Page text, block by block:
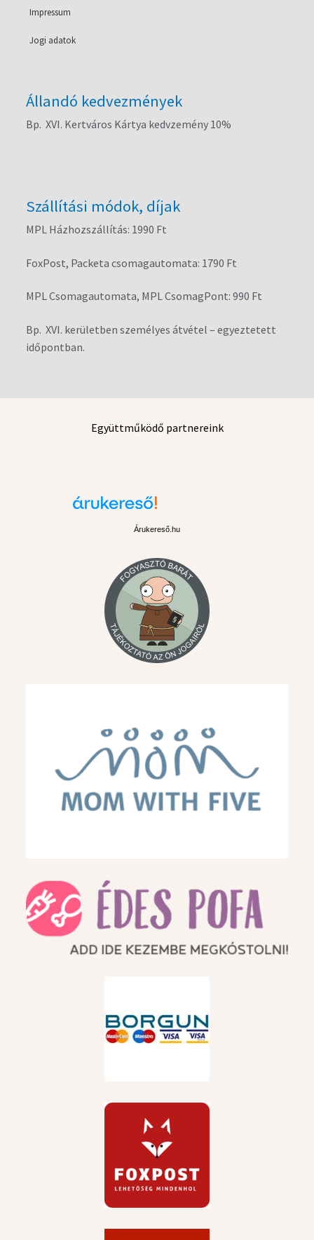
Impressum
Jogi adatok
Állandó kedvezmények
Bp. XVI. Kertváros Kártya kedvzemény 10%
Szállítási módok, díjak
MPL Házhozszállítás: 1990 Ft
FoxPost, Packeta csomagautomata: 1790 Ft
MPL Csomagautomata, MPL CsomagPont: 990 Ft
Bp. XVI. kerületben személyes átvétel – egyeztetett
időpontban.
Együttműködő partnereink
Árukereső.hu